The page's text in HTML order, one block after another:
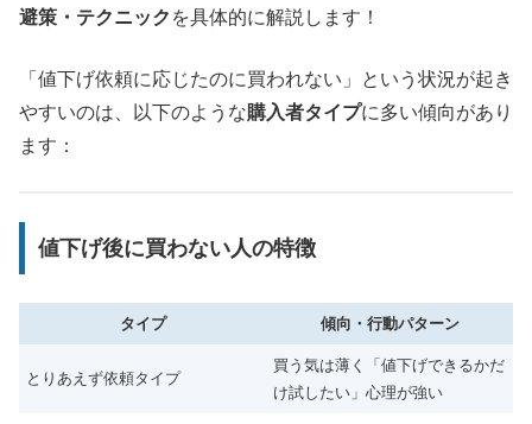
避策・テクニック を具体的に解説します！
「値下げ依頼に応じたのに買われない」という状況が起き
やすいのは、以下のような購入者タイプに多い傾向があり
ます：
値下げ後に買わない人の特徴
タイプ 傾向・行動パターン
とりあえず依頼タイプ
買う気は薄く「値下げできるかだ
け試したい」心理が強い